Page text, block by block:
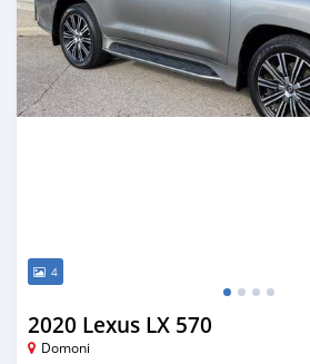
4
2020 Lexus LX 570
Domoni